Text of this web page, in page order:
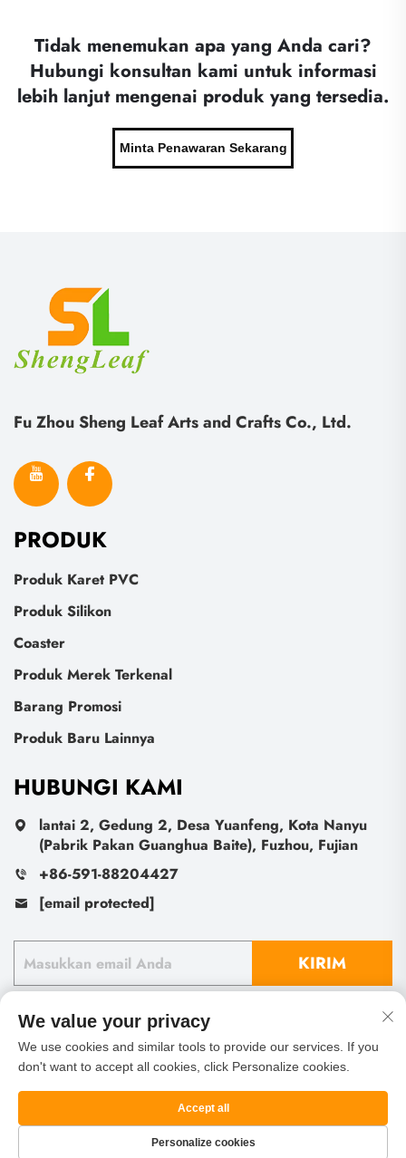
Tidak menemukan apa yang Anda cari?
Hubungi konsultan kami untuk informasi
lebih lanjut mengenai produk yang tersedia.
Minta Penawaran Sekarang
Fu Zhou Sheng Leaf Arts and Crafts Co., Ltd.
PRODUK
Produk Karet PVC
Produk Silikon
Coaster
Produk Merek Terkenal
Barang Promosi
Produk Baru Lainnya
HUBUNGI KAMI
lantai 2, Gedung 2, Desa Yuanfeng, Kota Nanyu
(Pabrik Pakan Guanghua Baite), Fuzhou, Fujian
+86-591-88204427
[email protected]
KIRIM
Ltd. Seluruh Hak Dilindungi Kebijakan Privasi
Tentang HUBUNGI
We value your privacy
We use cookies and similar tools to provide our services. If you
don't want to accept all cookies, click Personalize cookies.
Personalize cookies
Accept all